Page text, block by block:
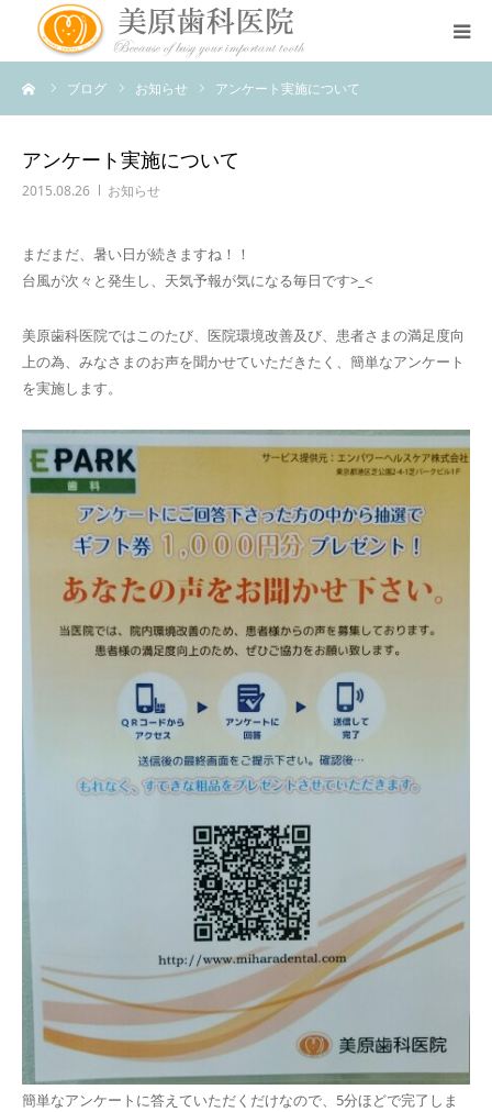
ブログ お知らせ アンケート実施について
アンケート実施について
2015.08.26 お知らせ
まだまだ、暑い日が続きますね！！
台風が次々と発生し、天気予報が気になる毎日です>_<
美原歯科医院ではこのたび、医院環境改善及び、患者さまの満足度向
上の為、みなさまのお声を聞かせていただきたく、簡単なアンケート
を実施します。
簡単なアンケートに答えていただくだけなので、5分ほどで完了しま
医院のコンセプト
診療案内
アクセス
スタッフ紹介